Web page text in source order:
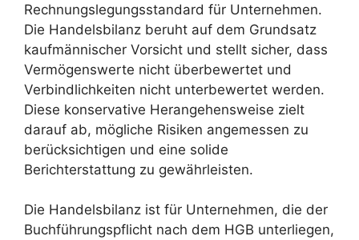
Rechnungslegungsstandard für Unternehmen.
Die Handelsbilanz beruht auf dem Grundsatz
kaufmännischer Vorsicht und stellt sicher, dass
Vermögenswerte nicht überbewertet und
Verbindlichkeiten nicht unterbewertet werden.
Diese konservative Herangehensweise zielt
darauf ab, mögliche Risiken angemessen zu
berücksichtigen und eine solide
Berichterstattung zu gewährleisten.
Die Handelsbilanz ist für Unternehmen, die der
Buchführungspflicht nach dem HGB unterliegen,